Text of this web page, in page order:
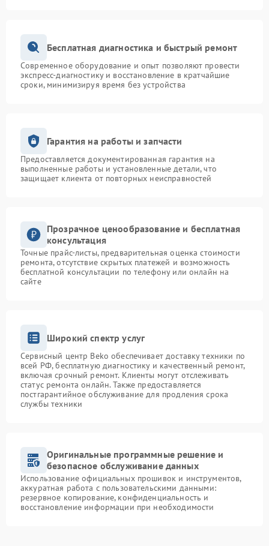
Бесплатная диагностика и быстрый ремонт
Современное оборудование и опыт позволяют провести
экспресс-диагностику и восстановление в кратчайшие
сроки, минимизируя время без устройства
Гарантия на работы и запчасти
Предоставляется документированная гарантия на
выполненные работы и установленные детали, что
защищает клиента от повторных неисправностей
Прозрачное ценообразование и бесплатная
консультация
Точные прайс-листы, предварительная оценка стоимости
ремонта, отсутствие скрытых платежей и возможность
бесплатной консультации по телефону или онлайн на
сайте
Широкий спектр услуг
Сервисный центр Beko обеспечивает доставку техники по
всей РФ, бесплатную диагностику и качественный ремонт,
включая срочный ремонт. Клиенты могут отслеживать
статус ремонта онлайн. Также предоставляется
постгарантийное обслуживание для продления срока
службы техники
Оригинальные программные решение и
безопасное обслуживание данных
Использование официальных прошивок и инструментов,
аккуратная работа с пользовательскими данными:
резервное копирование, конфиденциальность и
восстановление информации при необходимости